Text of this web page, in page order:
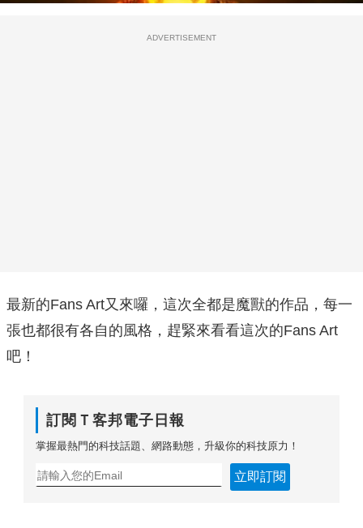
ADVERTISEMENT
最新的Fans Art又來囉，這次全都是魔獸的作品，每一
張也都很有各自的風格，趕緊來看看這次的Fans Art
吧！
訂閱Ｔ客邦電子日報
掌握最熱門的科技話題、網路動態，升級你的科技原力！
立即訂閱